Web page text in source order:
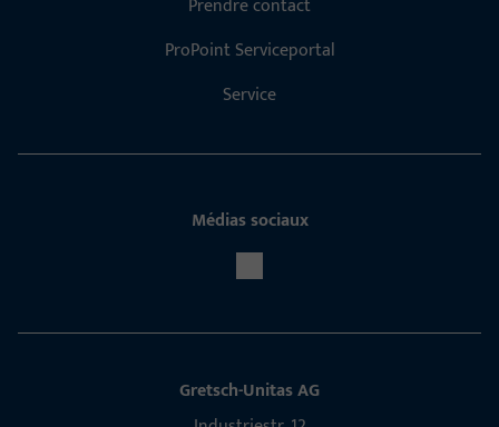
Prendre contact
ProPoint Serviceportal
Service
Médias sociaux
Gretsch-Unitas AG